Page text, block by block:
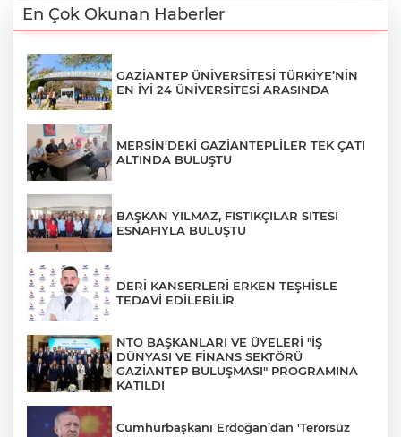
En Çok Okunan Haberler
GAZİANTEP ÜNİVERSİTESİ TÜRKİYE’NİN
EN İYİ 24 ÜNİVERSİTESİ ARASINDA
MERSİN'DEKİ GAZİANTEPLİLER TEK ÇATI
ALTINDA BULUŞTU
BAŞKAN YILMAZ, FISTIKÇILAR SİTESİ
ESNAFIYLA BULUŞTU
DERİ KANSERLERİ ERKEN TEŞHİSLE
TEDAVİ EDİLEBİLİR
NTO BAŞKANLARI VE ÜYELERİ "İŞ
DÜNYASI VE FİNANS SEKTÖRÜ
GAZİANTEP BULUŞMASI" PROGRAMINA
KATILDI
Cumhurbaşkanı Erdoğan’dan 'Terörsüz